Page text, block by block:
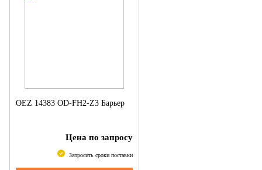
OEZ 14383 OD-FH2-Z3 Барьер
Цена по запросу
Запросить сроки поставки